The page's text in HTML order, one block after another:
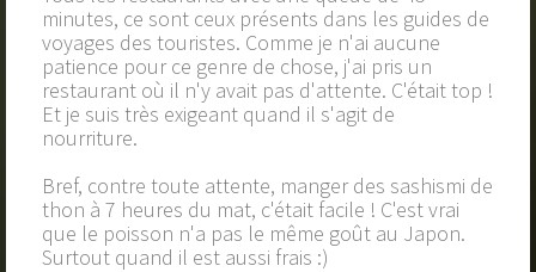
minutes, ce sont ceux présents dans les guides de
voyages des touristes. Comme je n'ai aucune
patience pour ce genre de chose, j'ai pris un
restaurant où il n'y avait pas d'attente. C'était top !
Et je suis très exigeant quand il s'agit de
nourriture.
Bref, contre toute attente, manger des sashismi de
thon à 7 heures du mat, c'était facile ! C'est vrai
que le poisson n'a pas le même goût au Japon.
Surtout quand il est aussi frais :)